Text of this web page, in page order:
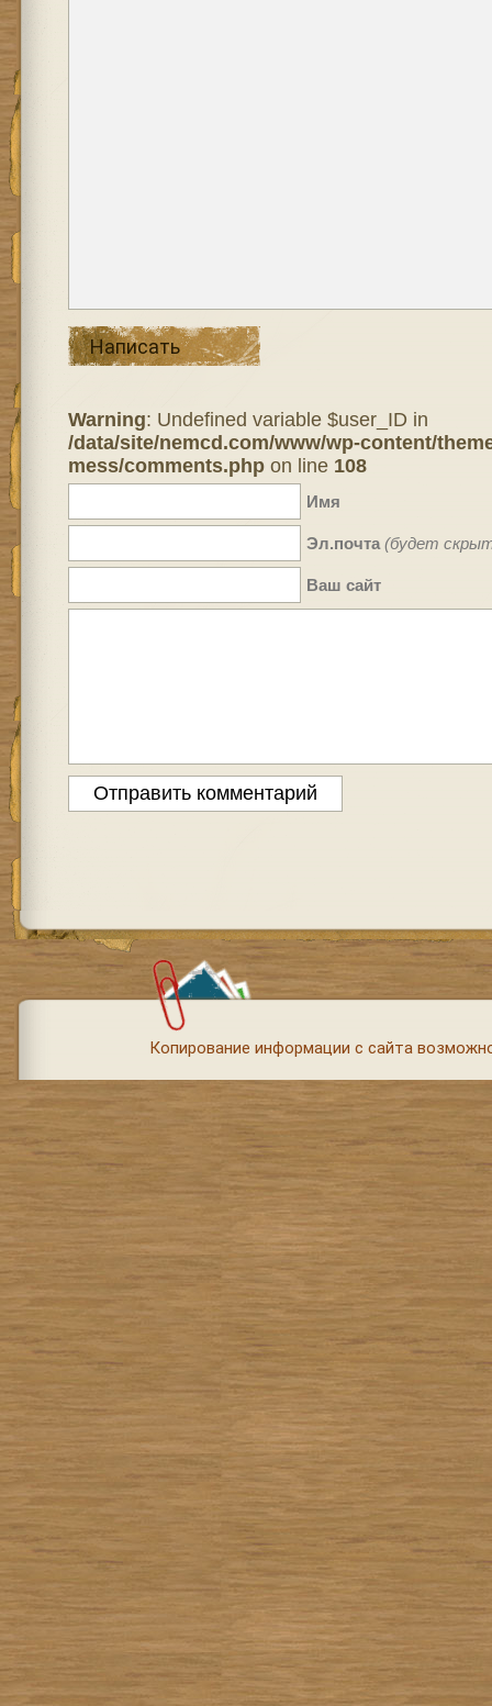
Написать
Warning: Undefined variable $user_ID in
/data/site/nemcd.com/www/wp-content/
mess/comments.phpon line 108
Имя
Эл.почта (будет
Ваш сайт
Копирование информации с сайта